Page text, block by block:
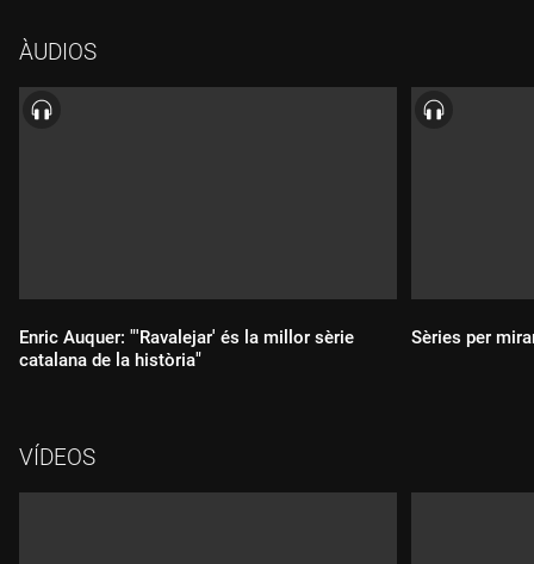
ÀUDIOS
Enric Auquer: "'Ravalejar' és la millor sèrie
catalana de la història"
Durada:
Sèries per
VÍDEOS